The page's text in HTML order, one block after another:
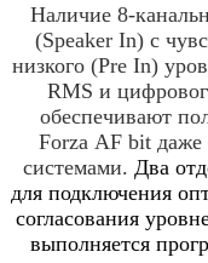
Наличие 8-
(Speaker In) с
низкого (Pre In)
RMS и
обеспечивают
Forza AF bitдаже
системами. Два
для подключения
согласования
выполняется